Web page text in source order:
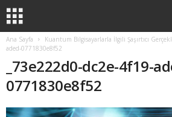
Ana Sayfa Kuantum Bilgisayarlarla İlgili Şaşırtıcı
aded-0771830e8f52
_73e222d0-dc2e-4f19-
0771830e8f52